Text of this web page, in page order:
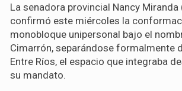
La senadora provincial Nancy Miranda
confirmó este miércoles la
monobloque unipersonal bajo el
Cimarrón, separándose formalmente
Entre Ríos, el espacio que integraba
su mandato.